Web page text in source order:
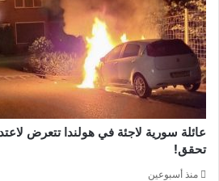
عائلة سورية لاجئة في هولندا تتعرض
تحقق!
منذ أسبوعين